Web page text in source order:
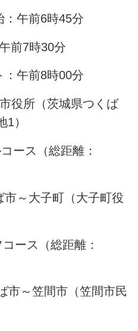
6時45分
時30分
8時00分
所（茨城県つくば
）
ス（総距離：
町（大子町役
（総距離：
市（笠間市民